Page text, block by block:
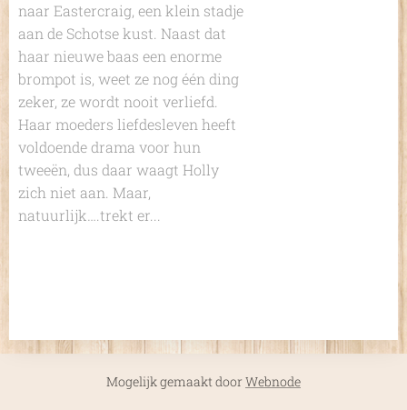
naar Eastercraig, een klein stadje
aan de Schotse kust. Naast dat
haar nieuwe baas een enorme
brompot is, weet ze nog één ding
zeker, ze wordt nooit verliefd.
Haar moeders liefdesleven heeft
voldoende drama voor hun
tweeën, dus daar waagt Holly
zich niet aan. Maar,
natuurlijk….trekt er...
Mogelijk gemaakt doorWebnode